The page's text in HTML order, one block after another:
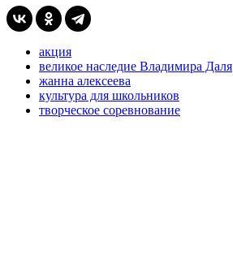
акция
великое наследие Владимира Даля
жанна алексеева
культура для школьников
творческое соревнование